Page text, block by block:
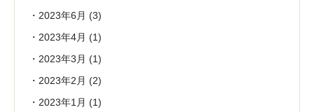
2023年6月 (3)
2023年4月 (1)
2023年3月 (1)
2023年2月 (2)
2023年1月 (1)